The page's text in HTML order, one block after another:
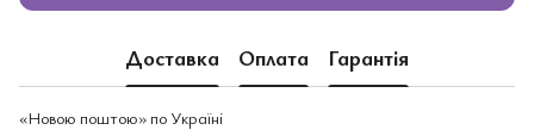
Доставка Оплата Гарантія
«Новою поштою» по Україні